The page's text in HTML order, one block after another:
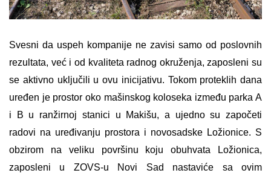
Svesni da uspeh kompanije ne zavisi samo od poslovnih
rezultata, već i od kvaliteta radnog okruženja, zaposleni su
se aktivno uključili u ovu inicijativu. Tokom proteklih dana
uređen je prostor oko mašinskog koloseka između parka A
i B u ranžirnoj stanici u Makišu, a ujedno su započeti
radovi na uređivanju prostora i novosadske Ložionice. S
obzirom na veliku površinu koju obuhvata Ložionica,
zaposleni u ZOVS-u Novi Sad nastaviće sa ovim